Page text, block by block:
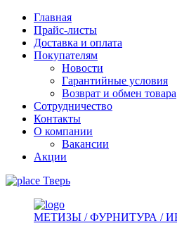
Главная
Прайс-листы
Доставка и оплата
Покупателям
Новости
Гарантийные условия
Возврат и обмен товара
Сотрудничество
Контакты
О компании
Вакансии
Акции
Тверь
МЕТИЗЫ / ФУРНИТУРА /